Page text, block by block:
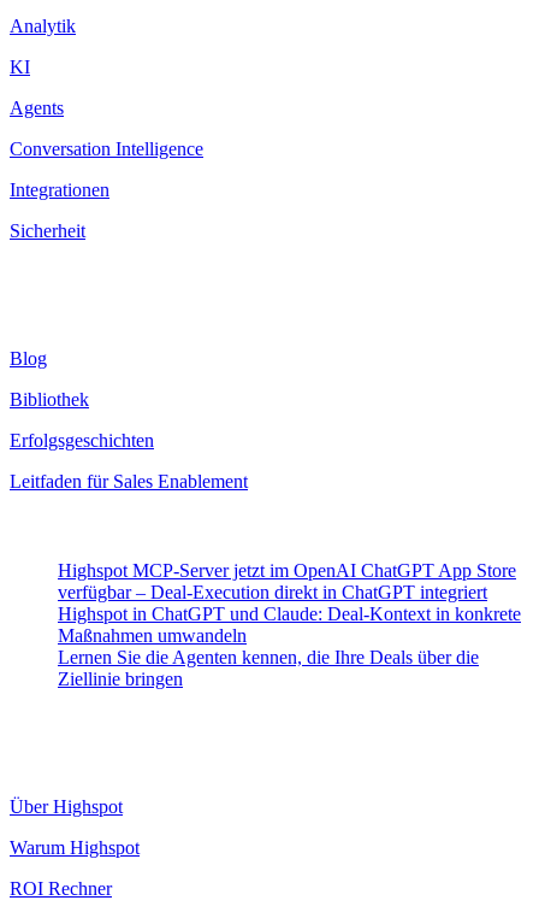
Analytik
KI
Agents
Conversation Intelligence
Integrationen
Sicherheit
Blog
Bibliothek
Erfolgsgeschichten
Leitfaden für Sales Enablement
Highspot MCP-Server jetzt im OpenAI ChatGPT App Store
verfügbar – Deal-Execution direkt in ChatGPT integriert
Highspot in ChatGPT und Claude: Deal-Kontext in konkrete
Maßnahmen umwandeln
Lernen Sie die Agenten kennen, die Ihre Deals über die
Ziellinie bringen
Über Highspot
Warum Highspot
ROI Rechner